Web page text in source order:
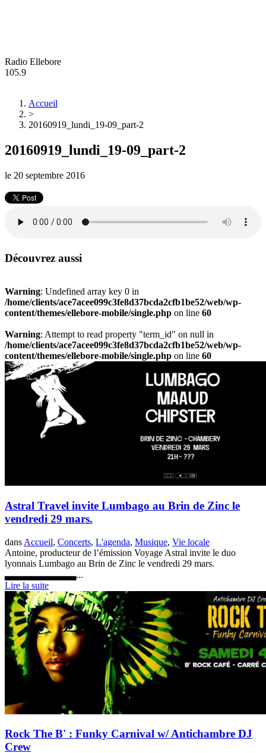
Radio Ellebore
105.9
Accueil
>
20160919_lundi_19-09_part-2
20160919_lundi_19-09_part-2
le 20 septembre 2016
Découvrez aussi
Warning: Undefined array key 0 in
/home/clients/ace7acee099c3fe8d37bcda2cfb1be52/web/wp-
content/themes/ellebore-mobile/single.php on line 60
Warning: Attempt to read property "term_id" on null in
/home/clients/ace7acee099c3fe8d37bcda2cfb1be52/web/wp-
content/themes/ellebore-mobile/single.php on line 60
Astral Travel invite Lumbago au Brin de Zinc le
vendredi 29 mars.
dans Accueil, Concerts, L'agenda, Musique, Vie locale
Antoine, producteur de l’émission Voyage Astral invite le duo
lyonnais Lumbago au Brin de Zinc le vendredi 29 mars.
▃▃▃▃▃▃▃▃▃▃...
Lire la suite
Rock The B' : Funky Carnival w/ Antichambre DJ
Crew